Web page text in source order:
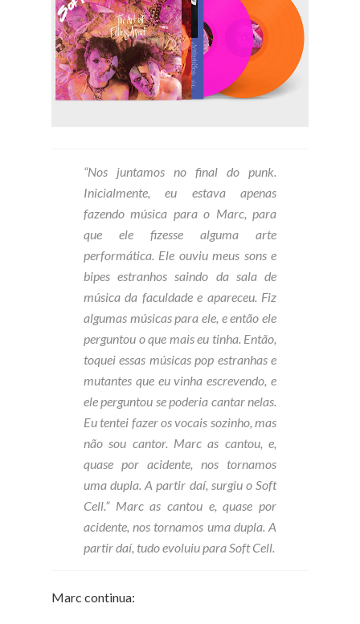
“Nos juntamos no final do punk.
Inicialmente, eu estava apenas
fazendo música para o Marc, para
que ele fizesse alguma arte
performática. Ele ouviu meus sons e
bipes estranhos saindo da sala de
música da faculdade e apareceu. Fiz
algumas músicas para ele, e então ele
perguntou o que mais eu tinha. Então,
toquei essas músicas pop estranhas e
mutantes que eu vinha escrevendo, e
ele perguntou se poderia cantar nelas.
Eu tentei fazer os vocais sozinho, mas
não sou cantor. Marc as cantou, e,
quase por acidente, nos tornamos
uma dupla. A partir daí, surgiu o Soft
Cell.” Marc as cantou e, quase por
acidente, nos tornamos uma dupla.A
partir daí, tudo evoluiu para Soft Cell.
Marc continua: